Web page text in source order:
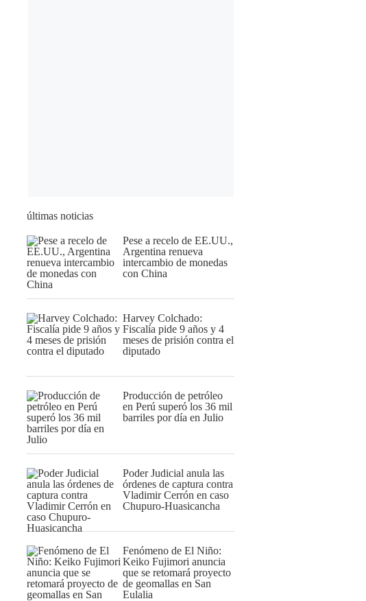
últimas noticias
Pese a recelo de EE.UU.,
Argentina renueva
intercambio de monedas
con China
Harvey Colchado:
Fiscalía pide 9 años y 4
meses de prisión contra el
diputado
Producción de petróleo
en Perú superó los 36 mil
barriles por día en Julio
Poder Judicial anula las
órdenes de captura contra
Vladimir Cerrón en caso
Chupuro-Huasicancha
Fenómeno de El Niño:
Keiko Fujimori anuncia
que se retomará proyecto
de geomallas en San
Eulalia